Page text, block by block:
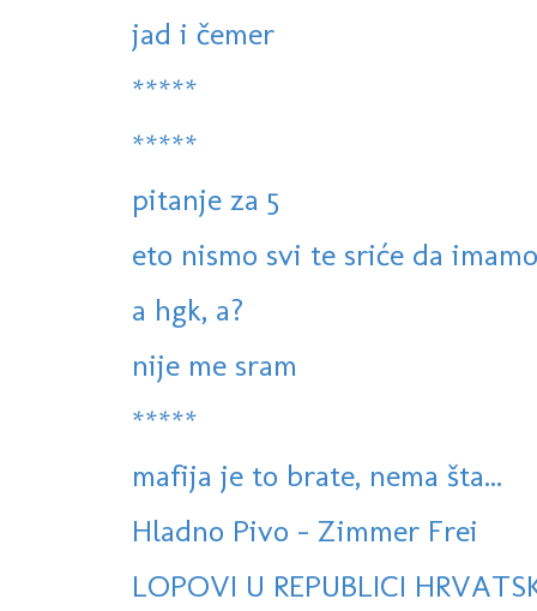
jad i čemer
*****
*****
pitanje za 5
eto nismo svi te sriće da
a hgk, a?
nije me sram
*****
mafija je to brate, nema šta...
Hladno Pivo - Zimmer Frei
LOPOVI U REPUBLICI